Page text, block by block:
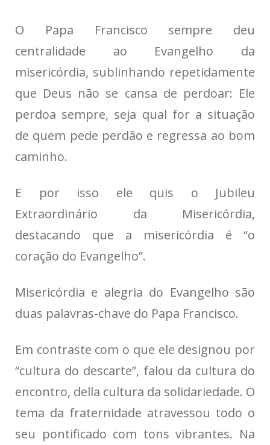
O Papa Francisco sempre deu
centralidade ao Evangelho da
misericórdia, sublinhando repetidamente
que Deus não se cansa de perdoar: Ele
perdoa sempre, seja qual for a situação
de quem pede perdão e regressa ao bom
caminho.
E por isso ele quis o Jubileu
Extraordinário da Misericórdia,
destacando que a misericórdia é “o
coração do Evangelho”.
Misericórdia e alegria do Evangelho são
duas palavras-chave do Papa Francisco.
Em contraste com o que ele designou por
“cultura do descarte”, falou da cultura do
encontro, della cultura da solidariedade. O
tema da fraternidade atravessou todo o
seu pontificado com tons vibrantes. Na